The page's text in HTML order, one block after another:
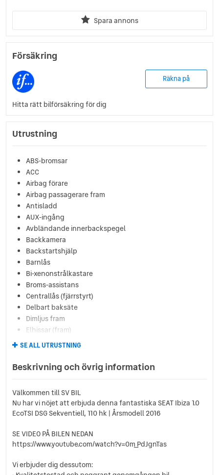
Spara annons
Försäkring
Räkna på
Hitta rätt bilförsäkring för dig
Utrustning
ABS-bromsar
ACC
Airbag förare
Airbag passagerare fram
Antisladd
AUX-ingång
Avbländande innerbackspegel
Backkamera
Backstartshjälp
Barnlås
Bi-xenonstrålkastare
Broms-assistans
Centrallås (fjärrstyrt)
Delbart baksäte
Dimljus fram
Elhissar (fram)
Elinfällbara sidospeglar
Euro 6
Euro NCAP 5
Fällbara baksäten
Färddator
Läslampa
Multifunktionsratt
Servostyrning
SE ALL UTRUSTNING
Beskrivning och övrig information
Välkommen till SV BIL
Nu har vi nöjet att erbjuda denna fantastiska SEAT Ibiza 1.0
EcoTSI DSG Sekventiell, 110 hk | Årsmodell 2016
SE VIDEO PÅ BILEN NEDAN
https://www.youtube.com/watch?v=0m_PdJgnTas
Vi erbjuder dig dessutom: